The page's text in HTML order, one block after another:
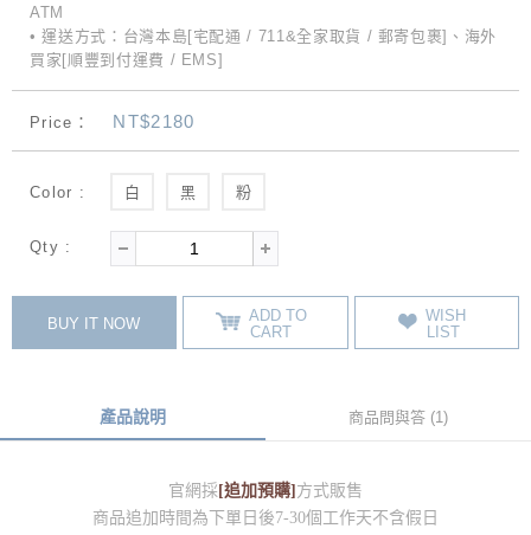
ATM
• 運送方式：台灣本島[宅配通 / 711&全家取貨 / 郵寄包裹]、海外
買家[順豐到付運費 / EMS]
Price： NT$2180
Color : 白 黑 粉
Qty :
BUY IT NOW
ADD TO
CART
WISH
LIST
產品說明 商品問與答 (1)
官網採 [追加預購] 方式販售
商品追加時間為下單日後7-30個工作天不含假日